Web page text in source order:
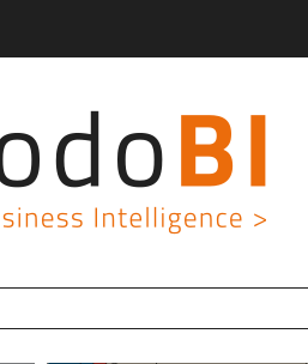
GROOT AI LINCEBI: LA